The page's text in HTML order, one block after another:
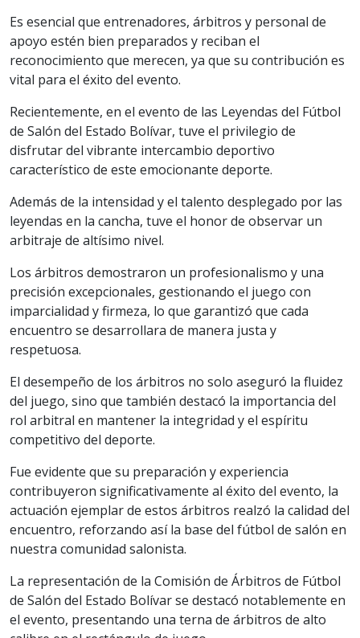
Es esencial que entrenadores, árbitros y personal de
apoyo estén bien preparados y reciban el
reconocimiento que merecen, ya que su contribución es
vital para el éxito del evento.
Recientemente, en el evento de las Leyendas del Fútbol
de Salón del Estado Bolívar, tuve el privilegio de
disfrutar del vibrante intercambio deportivo
característico de este emocionante deporte.
Además de la intensidad y el talento desplegado por las
leyendas en la cancha, tuve el honor de observar un
arbitraje de altísimo nivel.
Los árbitros demostraron un profesionalismo y una
precisión excepcionales, gestionando el juego con
imparcialidad y firmeza, lo que garantizó que cada
encuentro se desarrollara de manera justa y
respetuosa.
El desempeño de los árbitros no solo aseguró la fluidez
del juego, sino que también destacó la importancia del
rol arbitral en mantener la integridad y el espíritu
competitivo del deporte.
Fue evidente que su preparación y experiencia
contribuyeron significativamente al éxito del evento, la
actuación ejemplar de estos árbitros realzó la calidad del
encuentro, reforzando así la base del fútbol de salón en
nuestra comunidad salonista.
La representación de la Comisión de Árbitros de Fútbol
de Salón del Estado Bolívar se destacó notablemente en
el evento, presentando una terna de árbitros de alto